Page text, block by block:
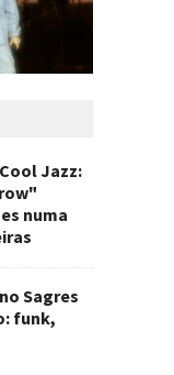
Jazz:
numa
Sagres
funk,